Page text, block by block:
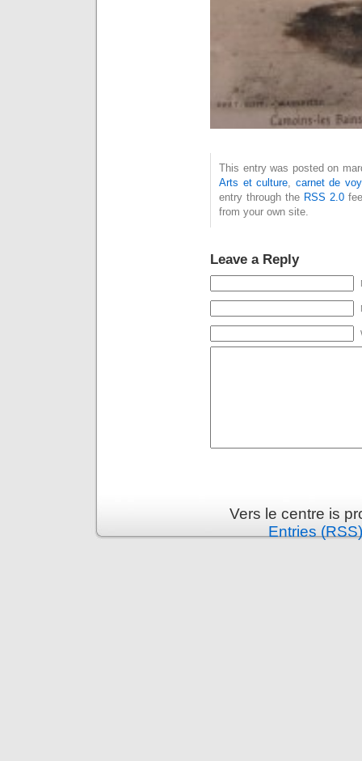
This entry was posted on
Arts et culture
carnet de
entry through the RSS 2.0
from your own site.
Leave a Reply
Vers le centre is
Entries (RSS)